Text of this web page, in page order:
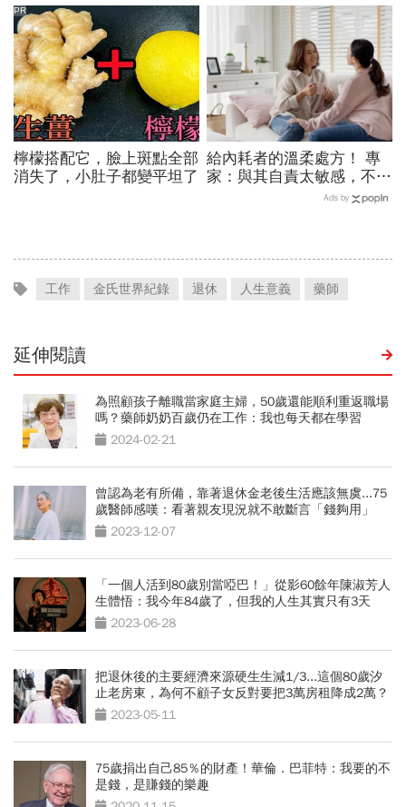
與淚：我想一路舞到99歲
檸檬搭配它，臉上斑點全部
消失了，小肚子都變平坦了
PR
給內耗者的溫柔處方！ 專
家：與其自責太敏感，不如
用 VSAI 理解自己Ads by
工作 金氏世界紀錄 退休 人生意義 藥師
延伸閱讀
為照顧孩子離職當家庭主婦，50歲還能順利重返職場
嗎？藥師奶奶百歲仍在工作：我也每天都在學習
2024-02-21
曾認為老有所備，靠著退休金老後生活應該無虞...75
歲醫師感嘆：看著親友現況就不敢斷言「錢夠用」
2023-12-07
「一個人活到80歲別當啞巴！」從影60餘年陳淑芳人
生體悟：我今年84歲了，但我的人生其實只有3天
2023-06-28
把退休後的主要經濟來源硬生生減1/3...這個80歲汐
止老房東，為何不顧子女反對要把3萬房租降成2萬？
2023-05-11
75歲捐出自己85％的財產！華倫．巴菲特：我要的不
是錢，是賺錢的樂趣